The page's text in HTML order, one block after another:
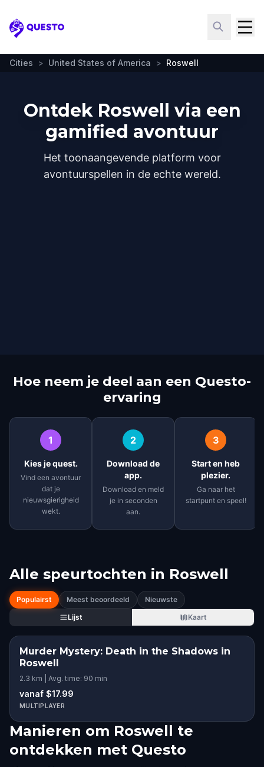
Questo
Cities > United States of America > Roswell
Ontdek Roswell via een
gamified avontuur
Het toonaangevende platform voor
avontuurspellen in de echte wereld.
Hoe neem je deel aan een Questo-
ervaring
1
Kies je quest.
Vind een avontuur
dat je
nieuwsgierigheid
wekt.
2
Download de
app.
Download en meld
je in seconden
aan.
3
Start en heb
plezier.
Ga naar het
startpunt en speel!
Alle speurtochten in Roswell
Populairst Meest beoordeeld
Nieuwste
Lijst
Kaart
Murder Mystery: Death in the Shadows in
Roswell
2.3 km | Avg. time: 90 min
vanaf $17.99
MULTIPLAYER
Manieren om Roswell te
ontdekken met Questo